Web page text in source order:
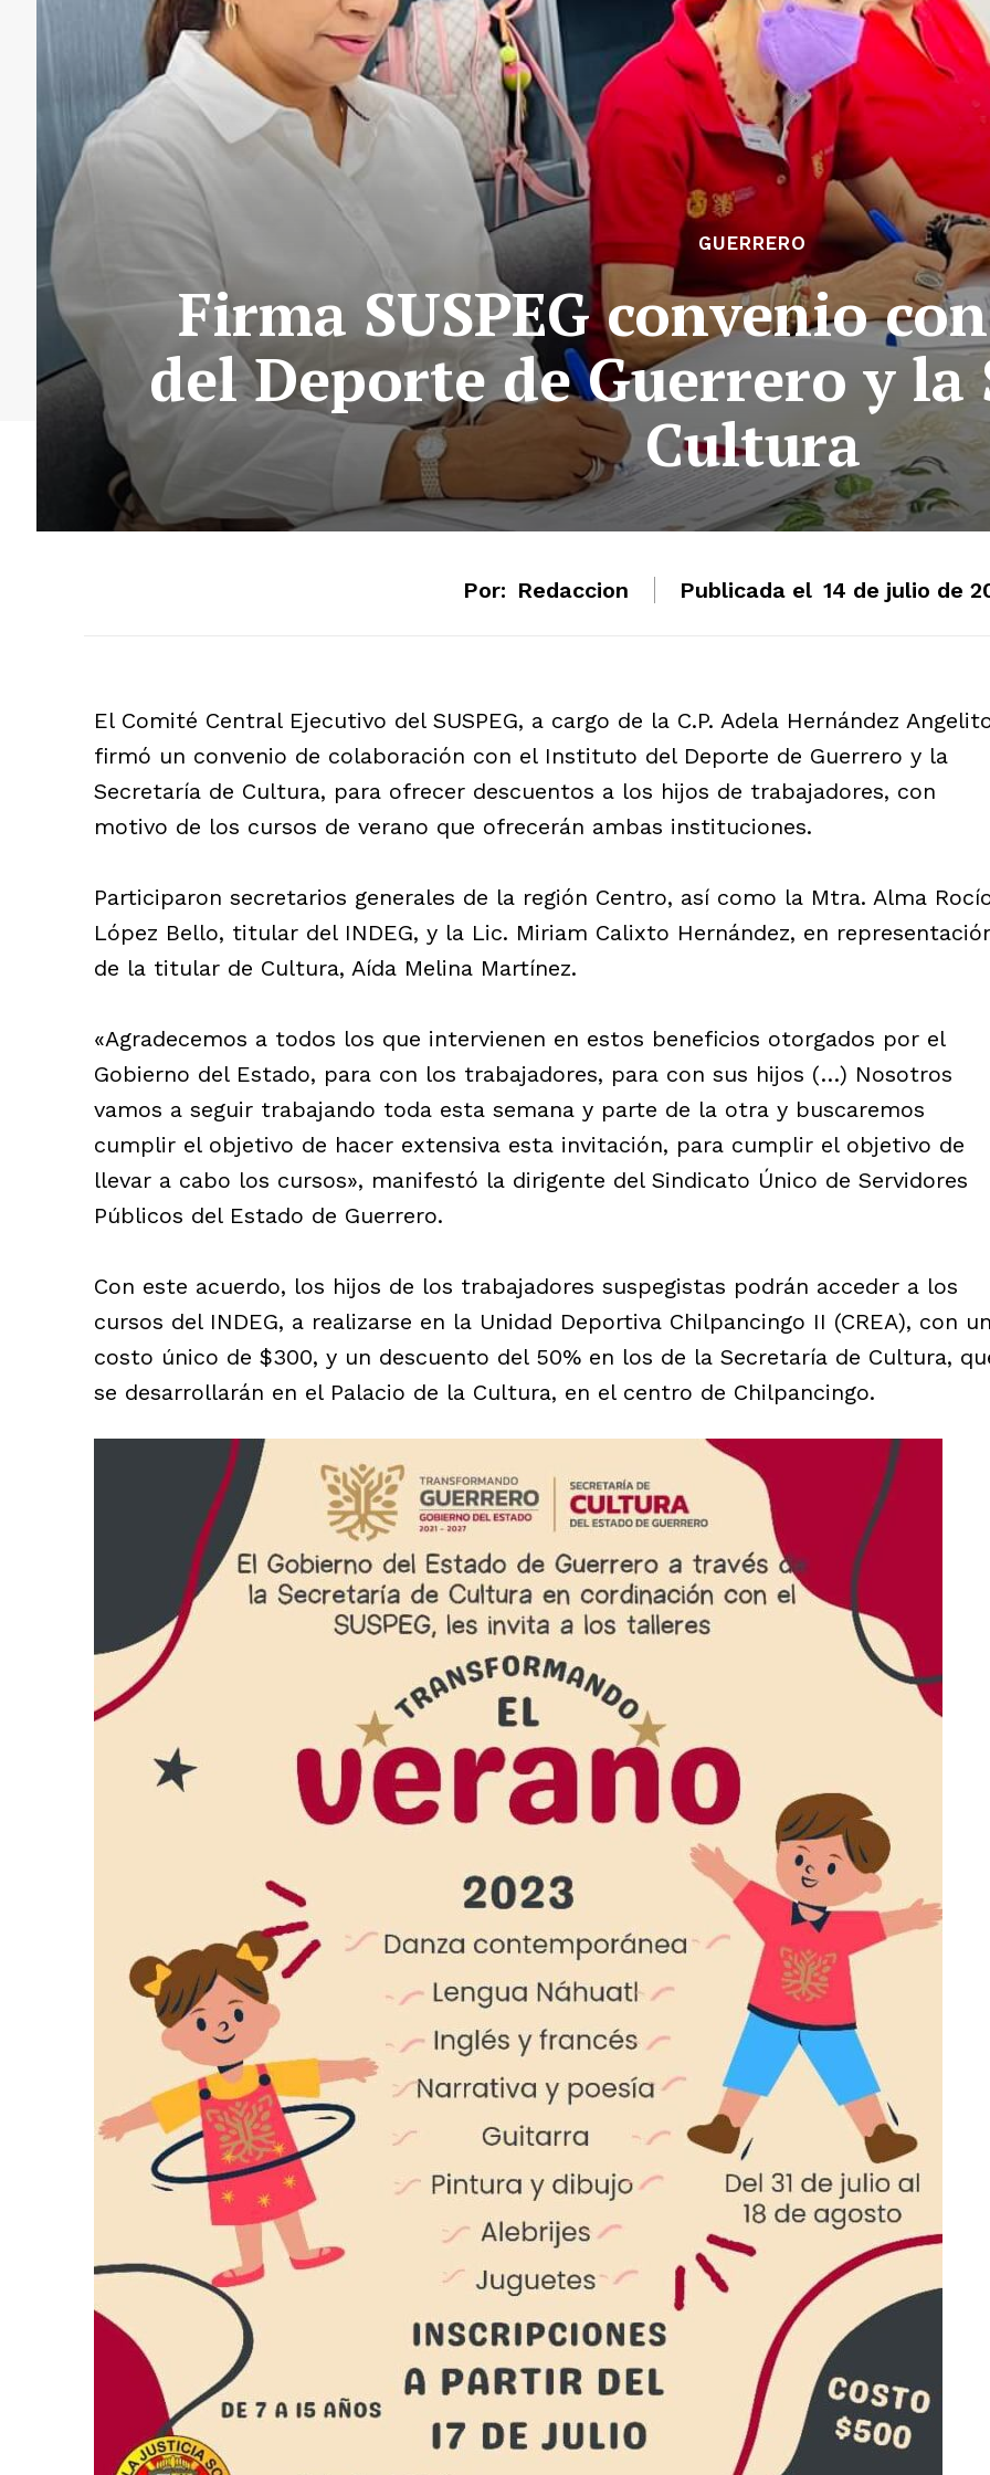
GUERRERO
Firma SUSPEG convenio
del Deporte de Guerrero y la
Cultura
Por: Redaccion Publicada el 14 de julio de
El Comité Central Ejecutivo del SUSPEG, a cargo de la C.P. Adela Hernández
firmó un convenio de colaboración con el Instituto del Deporte de Guerrero y la
Secretaría de Cultura, para ofrecer descuentos a los hijos de trabajadores, con
motivo de los cursos de verano que ofrecerán ambas instituciones.
Participaron secretarios generales de la región Centro, así como la Mtra. Alma
López Bello, titular del INDEG, y la Lic. Miriam Calixto Hernández, en
de la titular de Cultura, Aída Melina Martínez.
«Agradecemos a todos los que intervienen en estos beneficios otorgados por el
Gobierno del Estado, para con los trabajadores, para con sus hijos (…) Nosotros
vamos a seguir trabajando toda esta semana y parte de la otra y buscaremos
cumplir el objetivo de hacer extensiva esta invitación, para cumplir el objetivo de
llevar a cabo los cursos», manifestó la dirigente del Sindicato Único de Servidores
Públicos del Estado de Guerrero.
Con este acuerdo, los hijos de los trabajadores suspegistas podrán acceder a los
cursos del INDEG, a realizarse en la Unidad Deportiva Chilpancingo II (CREA), con
costo único de $300, y un descuento del 50% en los de la Secretaría de Cultura,
se desarrollarán en el Palacio de la Cultura, en el centro de Chilpancingo.